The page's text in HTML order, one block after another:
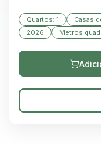
Quartos: 1 Casas
2026
Metros